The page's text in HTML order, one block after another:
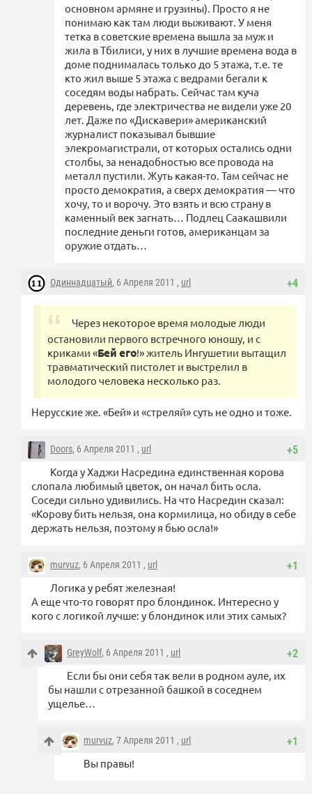
основном армяне и грузины). Просто я не
понимаю как там люди выживают. У меня
тетка в советские времена вышла за муж и
жила в Тбилиси, у них в лучшие времена вода в
доме поднималась только до 5 этажа, т.е. те
кто жил выше 5 этажа с ведрами бегали к
соседям воды набрать. Сейчас там куча
деревень, где электричества не видели уже 20
лет. Даже по «Дискавери» американский
журналист показывал бывшие
элекромагистрали, от которых остались одни
столбы, за ненадобностью все провода на
металл пустили. Жуть какая-то. Там сейчас не
просто демократия, а сверх демократия — что
хочу, то и ворочу. Это взять и всю страну в
каменный век загнать… Подлец Саакашвили
последние деньги готов, американцам за
оружие отдать…
+4
Одиннадцатый, 6 Апреля 2011 , url
Через некоторое время молодые люди
остановили первого встречного юношу, и с
криками «Бей его!» житель Ингушетии вытащил
травматический пистолет и выстрелил в
молодого человека несколько раз.
Нерусские же. «Бей» и «стреляй» суть не одно и тоже.
+5
Doors, 6 Апреля 2011 , url
Когда у Хаджи Насредина единственная корова
слопала любимый цветок, он начал бить осла.
Соседи сильно удивились. На что Насредин сказал:
«Корову бить нельзя, она кормилица, но обиду в себе
держать нельзя, поэтому я бью осла!»
+1
murvuz, 6 Апреля 2011 , url
Логика у ребят железная!
А еще что-то говорят про блондинок. Интересно у
кого с логикой лучше: у блондинок или этих самых?
+2
GreyWolf, 6 Апреля 2011 , url
Если бы они себя так вели в родном ауле, их
бы нашли с отрезанной башкой в соседнем
ущелье…
+1
murvuz, 7 Апреля 2011 , url
Вы правы!